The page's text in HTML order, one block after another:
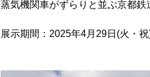
蒸気機関車がずらりと並ぶ京都鉄
展示期間：2025年4月29日(火・